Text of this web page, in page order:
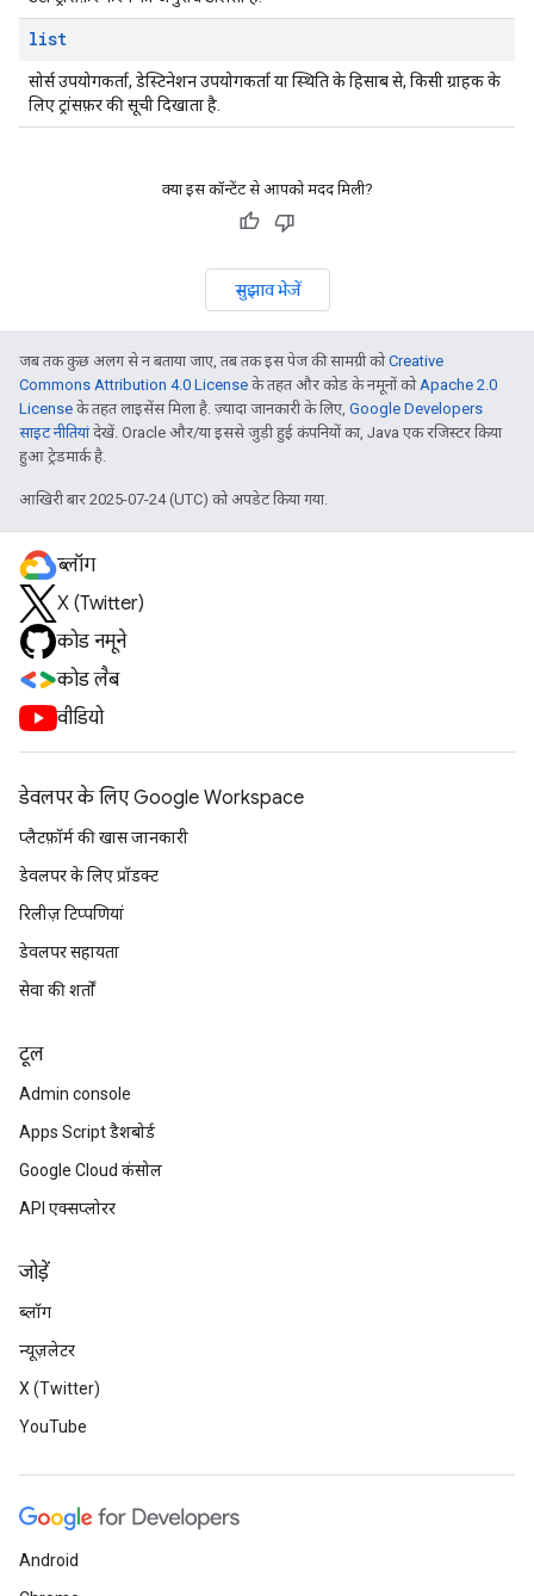
list
सोर्स उपयोगकर्ता, डेस्टिनेशन उपयोगकर्ता या स्थिति के हिसाब से, किसी ग्राहक के
लिए ट्रांसफ़र की सूची दिखाता है.
क्या इस कॉन्टेंट से आपको मदद मिली?
सुझाव भेजें
जब तक कुछ अलग से न बताया जाए, तब तक इस पेज की सामग्री कोCreative
Commons Attribution 4.0 License के तहत और कोड के नमूनों कोApache 2.0
License के तहत लाइसेंस मिला है. ज़्यादा जानकारी के लिए, Google Developers
साइट नीतियांदेखें. Oracle और/या इससे जुड़ी हुई कंपनियों का, Java एक रजिस्टर किया
हुआ ट्रेडमार्क है.
आखिरी बार 2025-07-24 (UTC) को अपडेट किया गया.
ब्लॉग
X (Twitter)
कोड नमूने
कोड लैब
वीडियो
डेवलपर के लिए Google Workspace
प्लैटफ़ॉर्म की खास जानकारी
डेवलपर के लिए प्रॉडक्ट
रिलीज़ टिप्पणियां
डेवलपर सहायता
सेवा की शर्तों
टूल
Admin console
Apps Script डैशबोर्ड
Google Cloud कंसोल
API एक्सप्लोरर
जोड़ें
ब्लॉग
न्यूज़लेटर
X (Twitter)
YouTube
Android